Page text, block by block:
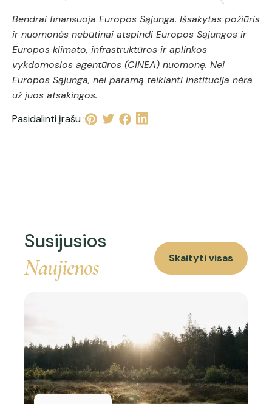
Bendrai finansuoja Europos Sąjunga. Išsakytas požiūris
ir nuomonės nebūtinai atspindi Europos Sąjungos ir
Europos klimato, infrastruktūros ir aplinkos
vykdomosios agentūros (CINEA) nuomonę. Nei
Europos Sąjunga, nei paramą teikianti institucija nėra
už juos atsakingos.
Pasidalinti įrašu :
Susijusios
Naujienos Skaityti visas